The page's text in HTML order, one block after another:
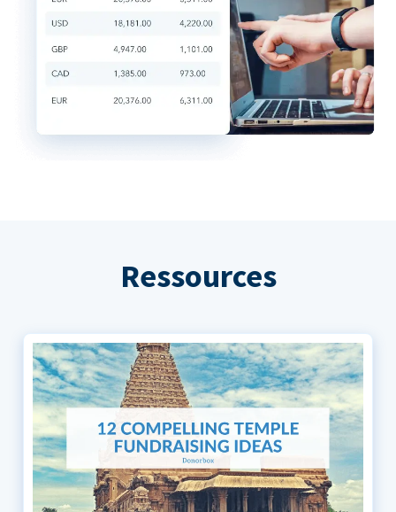
Ressources